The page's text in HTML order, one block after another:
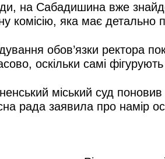
на Сабадишина вже
комісію, яка має
обов’язки ректора
оскільки самі
міський суд
рада заявила про намір